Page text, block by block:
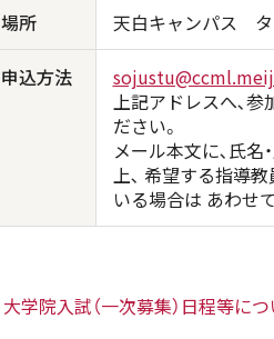
場所 天白キャンパス
申込方法
上記アドレスへ､
ださい。
メール本文に､氏名
上､ 希望する指導
いる場合は あわせ
大学院入試（一次募集）日程等に